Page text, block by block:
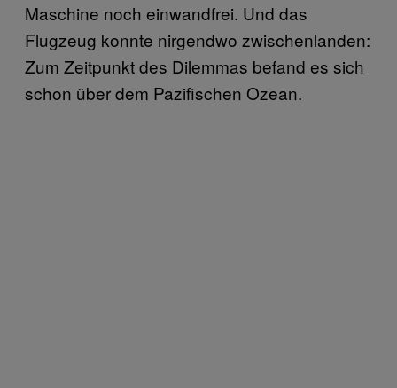
Maschine noch einwandfrei. Und das
Flugzeug konnte nirgendwo zwischenlanden:
Zum Zeitpunkt des Dilemmas befand es sich
schon über dem Pazifischen Ozean.